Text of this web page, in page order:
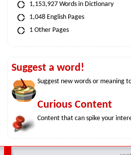
1,153,927 Words in Dictionary
1,048 English Pages
1 Other Pages
Suggest a word!
Suggest new words or meaning
Curious Content
Content that can spike your